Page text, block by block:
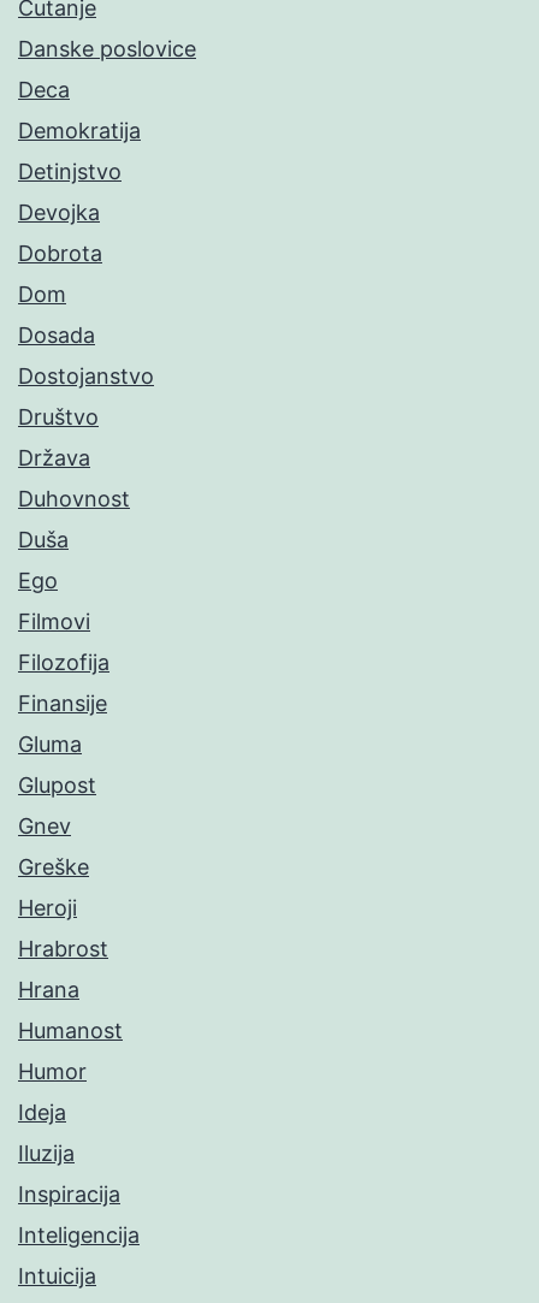
Ćutanje
Danske poslovice
Deca
Demokratija
Detinjstvo
Devojka
Dobrota
Dom
Dosada
Dostojanstvo
Društvo
Država
Duhovnost
Duša
Ego
Filmovi
Filozofija
Finansije
Gluma
Glupost
Gnev
Greške
Heroji
Hrabrost
Hrana
Humanost
Humor
Ideja
Iluzija
Inspiracija
Inteligencija
Intuicija